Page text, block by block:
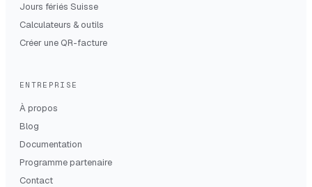
Jours fériés Suisse
Calculateurs & outils
Créer une QR-facture
ENTREPRISE
À propos
Blog
Documentation
Programme partenaire
Contact